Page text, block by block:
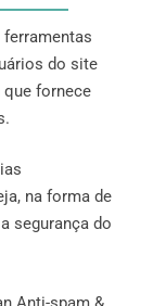
do site
que fornece
na forma de
segurança do